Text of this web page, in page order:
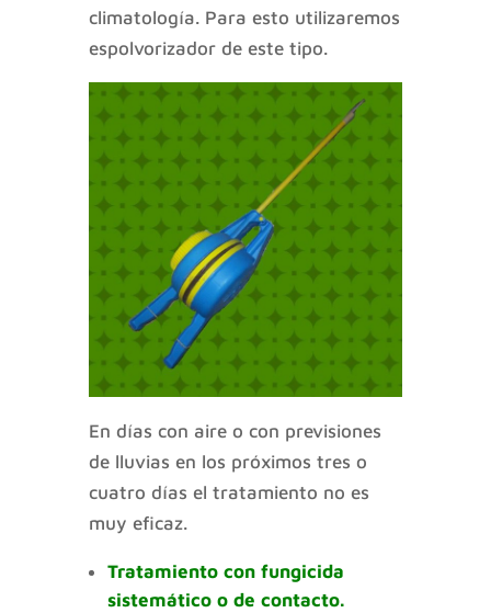
climatología. Para esto utilizaremos
espolvorizador de este tipo.
En días con aire o con previsiones
de lluvias en los próximos tres o
cuatro días el tratamiento no es
muy eficaz.
Tratamiento con fungicida
sistemático o de contacto.